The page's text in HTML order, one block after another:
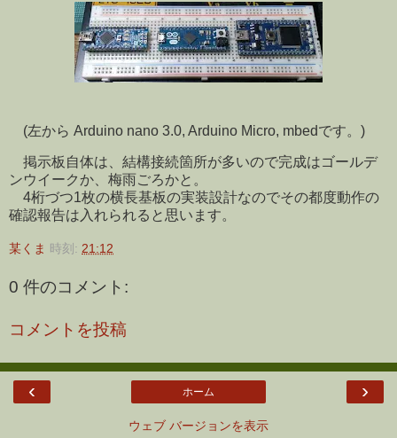
(左から Arduino nano 3.0, Arduino Micro, mbedです。)
掲示板自体は、結構接続箇所が多いので完成はゴールデ
ンウイークか、梅雨ごろかと。
4桁づつ1枚の横長基板の実装設計なのでその都度動作の
確認報告は入れられると思います。
某くま 時刻: 21:12
0 件のコメント:
コメントを投稿
‹ ›
ホーム
ウェブ バージョンを表示